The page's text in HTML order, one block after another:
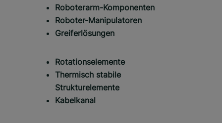
Roboterarm-Komponenten
Roboter-Manipulatoren
Greiferlösungen
Rotationselemente
Thermisch stabile
Strukturelemente
Kabelkanal